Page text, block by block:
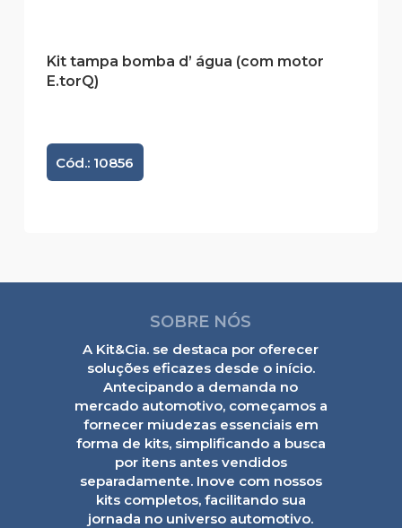
Kit tampa bomba d’ água (com motor
E.torQ)
Cód.: 10856
SOBRE NÓS
A Kit&Cia. se destaca por oferecer
soluções eficazes desde o início.
Antecipando a demanda no
mercado automotivo, começamos a
fornecer miudezas essenciais em
forma de kits, simplificando a busca
por itens antes vendidos
separadamente. Inove com nossos
kits completos, facilitando sua
jornada no universo automotivo.